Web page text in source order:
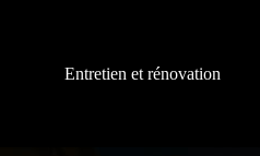
Entretien et rénovation